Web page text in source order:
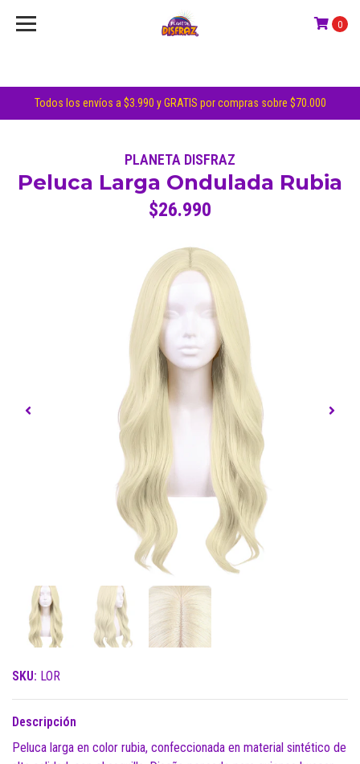
Todos los envíos a $3.990 y GRATIS por compras sobre $70.000
0
PLANETA DISFRAZ
Peluca Larga Ondulada Rubia
$26.990
SKU: LOR
Descripción
Peluca larga en color rubia, confeccionada en material sintético de